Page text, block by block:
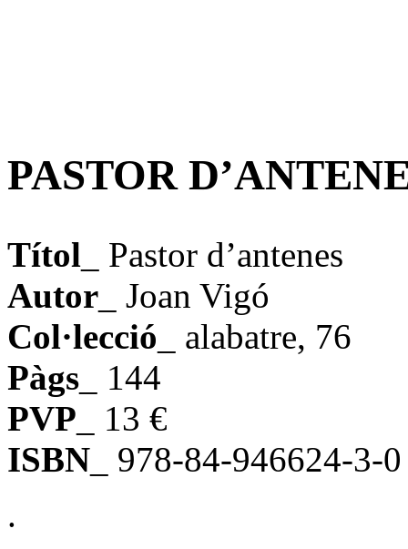
PASTOR
Títol _ Pastor d’antenes
Autor _ Joan Vigó
Col·lecció _ alabatre, 76
Pàgs _ 144
PVP _ 13 €
ISBN _ 978-84-946624-3-0
.